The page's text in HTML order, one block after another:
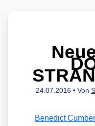
24.07.2016 • Von
Benedict